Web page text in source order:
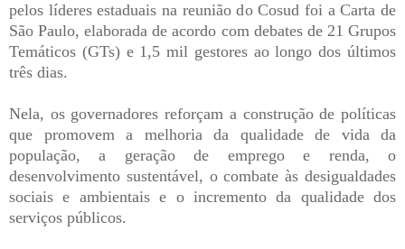
pelos líderes estaduais na reunião do Cosud foi a Carta de
São Paulo, elaborada de acordo com debates de 21 Grupos
Temáticos (GTs) e 1,5 mil gestores ao longo dos últimos
três dias.
Nela, os governadores reforçam a construção de políticas
que promovem a melhoria da qualidade de vida da
população, a geração de emprego e renda, o
desenvolvimento sustentável, o combate às desigualdades
sociais e ambientais e o incremento da qualidade dos
serviços públicos.